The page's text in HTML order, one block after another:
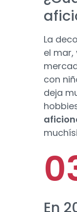
La
el mar,
con
deja
En